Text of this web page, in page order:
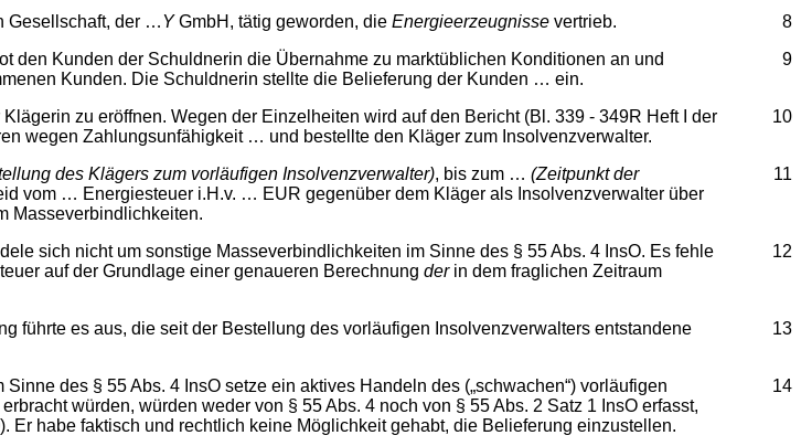
8
Gesellschaft, der …YGmbH, tätig geworden, die Energieerzeugnisse vertrieb.
9
den Kunden der Schuldnerin die Übernahme zu marktüblichen Konditionen an und
Kunden. Die Schuldnerin stellte die Belieferung der Kunden … ein.
10
zu eröffnen. Wegen der Einzelheiten wird auf den Bericht (Bl. 339 - 349R Heft I der
wegen Zahlungsunfähigkeit … und bestellte den Kläger zum Insolvenzverwalter.
11
des Klägers zum vorläufigen Insolvenzverwalter), bis zum … (Zeitpunkt der
vom … Energiesteuer i.H.v. … EUR gegenüber dem Kläger als Insolvenzverwalter über
Masseverbindlichkeiten.
12
sich nicht um sonstige Masseverbindlichkeiten im Sinne des § 55 Abs. 4 InsO. Es fehle
auf der Grundlage einer genaueren Berechnung derin dem fraglichen Zeitraum
13
führte es aus, die seit der Bestellung des vorläufigen Insolvenzverwalters entstandene
14
des § 55 Abs. 4 InsO setze ein aktives Handeln des („schwachen“) vorläufigen
würden, würden weder von § 55 Abs. 4 noch von § 55 Abs. 2 Satz 1 InsO erfasst,
habe faktisch und rechtlich keine Möglichkeit gehabt, die Belieferung einzustellen.